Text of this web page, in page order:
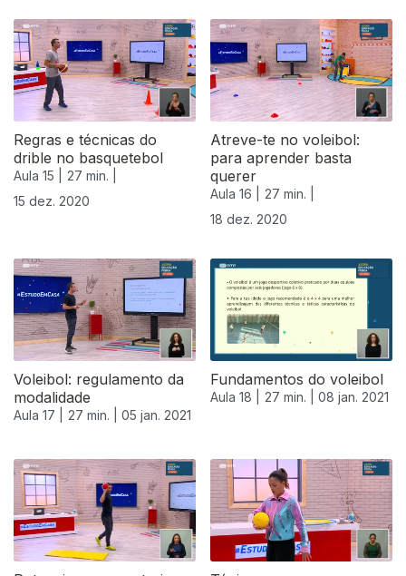
Regras e técnicas do
drible no basquetebol
Aula 15 |
27 min. |
15 dez. 2020
Atreve-te no voleibol:
para aprender basta
querer
Aula 16 |
27 min. |
18 dez. 2020
Voleibol: regulamento da
modalidade
Aula 17 | 27 min. | 05 jan. 2021
Fundamentos do voleibol
Aula 18 | 27 min. | 08 jan. 2021